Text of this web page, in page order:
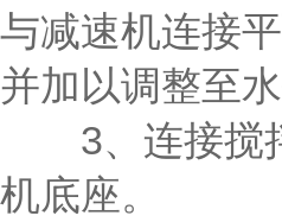
与减速机连接
并加以调整至水
3、连接搅
机底座。